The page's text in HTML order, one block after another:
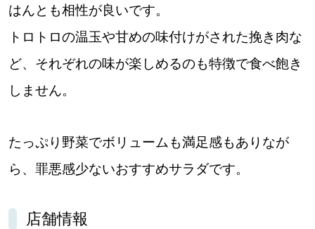
北海道で暮らす、あなたとつくる、
はんとも相性が良いです。
トロトロの温玉や甘めの味付けがされた挽き肉な
ど、それぞれの味が楽しめるのも特徴で食べ飽き
しません。
たっぷり野菜でボリュームも満足感もありなが
ら、罪悪感少ないおすすめサラダです。
店舗情報